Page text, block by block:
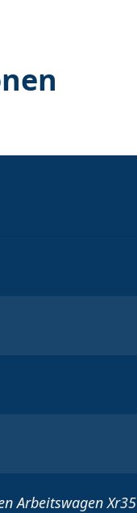
Arbeitswagen Xr35